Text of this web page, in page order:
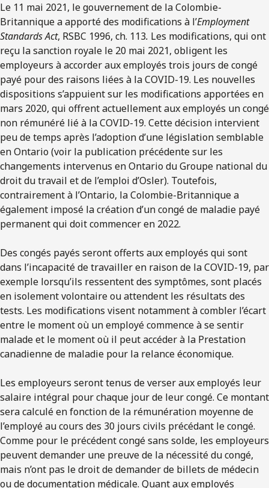
Le 11 mai 2021, le gouvernement de la Colombie-
Britannique a apporté des modifications à l’Employment
Standards Act, RSBC 1996, ch. 113. Les modifications, qui ont
reçu la sanction royale le 20 mai 2021, obligent les
employeurs à accorder aux employés trois jours de congé
payé pour des raisons liées à la COVID-19. Les nouvelles
dispositions s’appuient sur les modifications apportées en
mars 2020, qui offrent actuellement aux employés un congé
non rémunéré lié à la COVID-19. Cette décision intervient
peu de temps après l’adoption d’une législation semblable
en Ontario (voir la publication précédente sur les
changements intervenus en Ontario du Groupe national du
droit du travail et de l’emploi d’Osler). Toutefois,
contrairement à l’Ontario, la Colombie-Britannique a
également imposé la création d’un congé de maladie payé
permanent qui doit commencer en 2022.
Des congés payés seront offerts aux employés qui sont
dans l’incapacité de travailler en raison de la COVID-19, par
exemple lorsqu’ils ressentent des symptômes, sont placés
en isolement volontaire ou attendent les résultats des
tests. Les modifications visent notamment à combler l’écart
entre le moment où un employé commence à se sentir
malade et le moment où il peut accéder à la Prestation
canadienne de maladie pour la relance économique.
Les employeurs seront tenus de verser aux employés leur
salaire intégral pour chaque jour de leur congé. Ce montant
sera calculé en fonction de la rémunération moyenne de
l’employé au cours des 30 jours civils précédant le congé.
Comme pour le précédent congé sans solde, les employeurs
peuvent demander une preuve de la nécessité du congé,
mais n’ont pas le droit de demander de billets de médecin
ou de documentation médicale. Quant aux employés